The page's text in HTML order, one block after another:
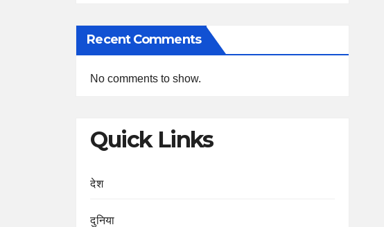
Recent Comments
No comments to show.
Quick Links
देश
दुनिया